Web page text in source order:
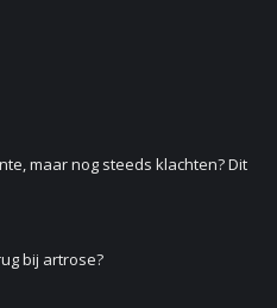
maar nog steeds klachten? Dit
bij artrose?